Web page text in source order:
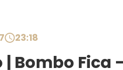
23:18
| Bombo Fica